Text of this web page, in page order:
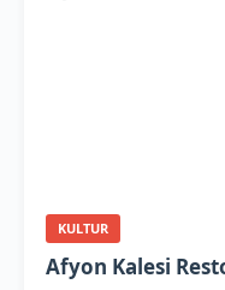
KULTUR
Afyon Kalesi